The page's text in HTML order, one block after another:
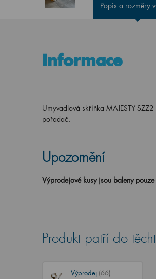
Popis a rozměry
Informace
Umyvadlová skříňka MAJESTY
pořadač.
Upozornění
Výprodejové kusy jsou baleny
Produkt patří do
Výprodej (66)